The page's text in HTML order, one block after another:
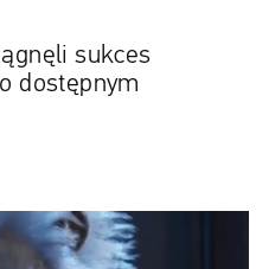
sukces
dostępnym